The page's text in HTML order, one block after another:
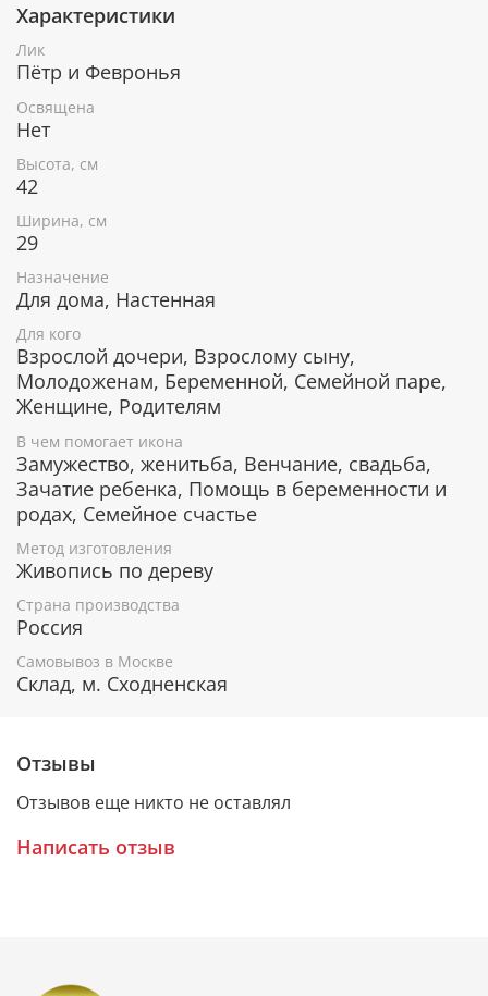
При окончательном оформлении образа
использовались специальные фронтажные грунты,
выравнивающие лаки и темперные краски. Венец и
поля иконы вручную украшены рельефным
орнаментом и натуральным жемчугом или
полудрагоценными камнями.
Муромские
Зачатие долгожданного ребенка.
Рождение в семье здоровых детей.
Помощь в беременности и родах.
Помощь в поиске своей второй половинки.
Благословение на брак и укрепление семейных
уз.
Счастье в браке и мир в семье.
Гарантия подлинности
К каждому живописному образу прикладывается
номерное свидетельство, в котором подробно
расписана вся информация об иконе:
Имя художника,
Материалы, из которых она изготовлена,
Гарантия соответствия канонам Православной
Церкви.
Подарочная упаковка
Каждая икона размещается в красивой деревянной
шкатулке из натурального дерева с откидной
крышкой и замочком.
Характеристики
Лик
Пётр и Февронья
Освящена
Нет
Высота, см
42
Ширина, см
29
Назначение
Для дома, Настенная
Для кого
Взрослой дочери, Взрослому сыну,
Молодоженам, Беременной, Семейной паре,
Женщине, Родителям
В чем помогает икона
Замужество, женитьба, Венчание, свадьба,
Зачатие ребенка, Помощь в беременности и
родах, Семейное счастье
Метод изготовления
Живопись по дереву
Страна производства
Россия
Самовывоз в Москве
Склад, м. Сходненская
Отзывы
Отзывов еще никто не оставлял
Написать отзыв